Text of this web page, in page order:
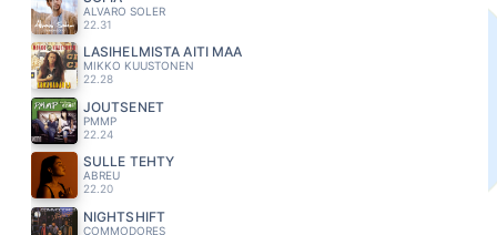
ALVARO SOLER
22.31
LASIHELMISTA AITI MAA
MIKKO KUUSTONEN
22.28
JOUTSENET
PMMP
22.24
SULLE TEHTY
ABREU
22.20
NIGHTSHIFT
COMMODORES